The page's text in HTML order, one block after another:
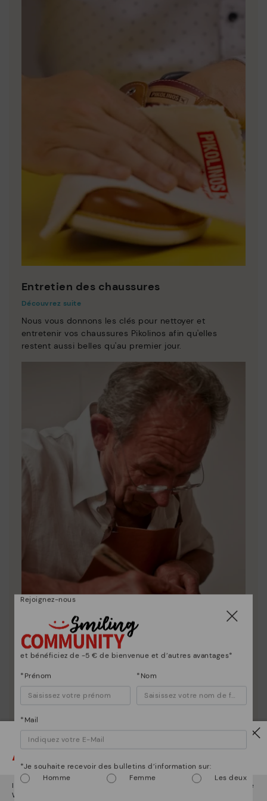
Entretien des chaussures
Découvrez suite
Nous vous donnons les clés pour nettoyer et
entretenir vos chaussures Pikolinos afin qu'elles
restent aussi belles qu'au premier jour.
La nature de Pikolinos
Découvrez suite
Depuis 1984, nous nous efforçons de rendre chaque
Attention !
Il semble que vous êtes enÉtats-Unis
et vous allez accéder au site
Web de
Rejoignez-nous
et bénéficiez de -5 € de bienvenue et d’autres avantages*
*Prénom *Nom
*Mail
*Je souhaite recevoir des bulletins d’information sur:
Homme
Femme Les deux